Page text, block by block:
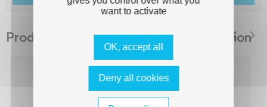
Produits suggérés The Premium Solution
want to activate
OK, accept all
Deny all cookies